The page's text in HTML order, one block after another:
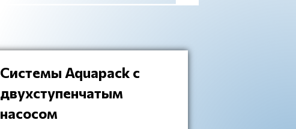
Системы Aquapack с
двухступенчатым
насосом